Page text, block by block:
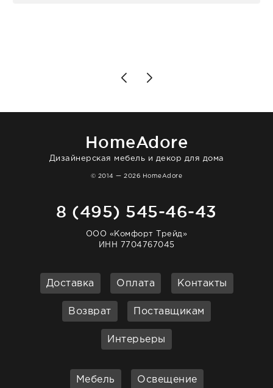
то качество выше всяких похвал. Выглядит
HomeAdore
Дизайнерская мебель и декор для дома
© 2014 — 2026 HomeAdore
8 (495) 545-46-43
ООО «Комфорт Трейд»
ИНН 7704767045
Доставка Оплата Контакты
Возврат Поставщикам
Интерьеры
Мебель Освещение